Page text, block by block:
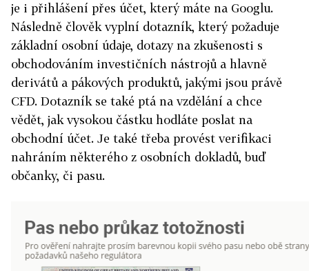
je i přihlášení přes účet, který máte na Googlu.
Následně člověk vyplní dotazník, který požaduje
základní osobní údaje, dotazy na zkušenosti s
obchodováním investičních nástrojů a hlavně
derivátů a pákových produktů, jakými jsou právě
CFD. Dotazník se také ptá na vzdělání a chce
vědět, jak vysokou částku hodláte poslat na
obchodní účet. Je také třeba provést verifikaci
nahráním některého z osobních dokladů, buď
občanky, či pasu.